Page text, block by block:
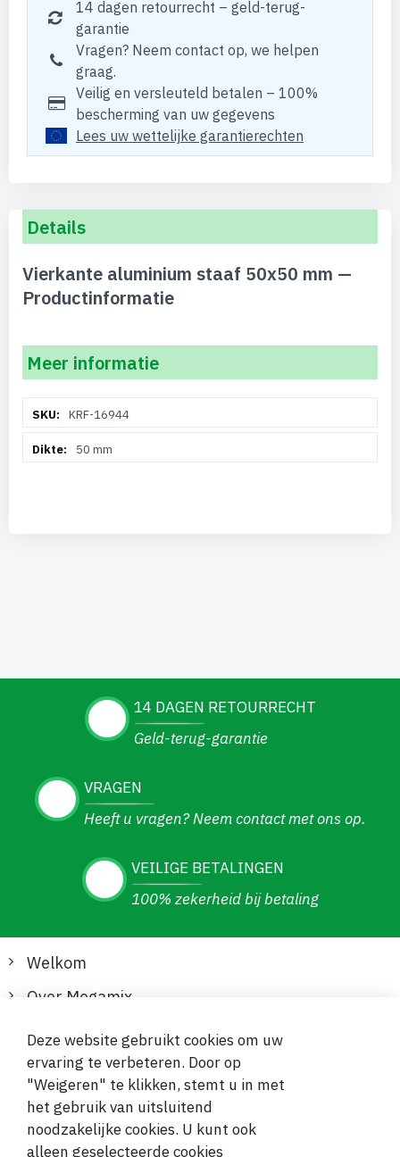
14 dagen retourrecht – geld-terug-
garantie
Vragen? Neem contact op, we helpen
graag.
Veilig en versleuteld betalen – 100%
bescherming van uw gegevens
Lees uw wettelijke garantierechten
Details
Vierkante aluminium staaf 50x50 mm —
Productinformatie
Meer informatie
informatieKRF-16944
50 mm
14 DAGEN RETOURRECHT
Geld-terug-garantie
VRAGEN
Heeft u vragen? Neem contact met ons op.
VEILIGE BETALINGEN
100% zekerheid bij betaling
Welkom
Over Megamix
Informatie
Klantenservice
Veilige en gemakkelijke betalingen
Deze website gebruikt cookies om uw
ervaring te verbeteren. Door op
"Weigeren" te klikken, stemt u in met
het gebruik van uitsluitend
noodzakelijke cookies. U kunt ook
alleen geselecteerde cookies